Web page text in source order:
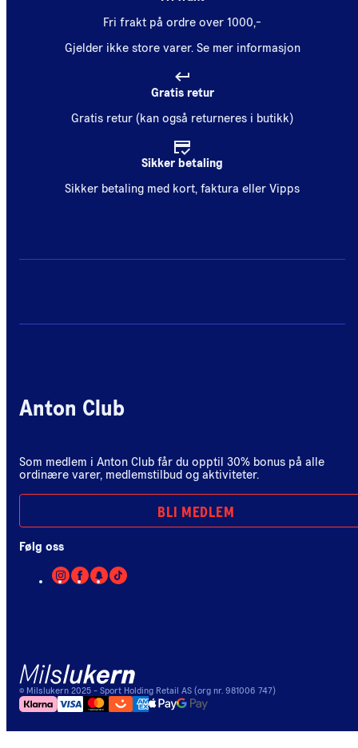
Fri frakt på ordre over 1000,-
Gjelder ikke store varer. Se mer informasjon
Gratis retur
Gratis retur (kan også returneres i butikk)
Sikker betaling
Sikker betaling med kort, faktura eller Vipps
Anton Club
Som medlem i Anton Club får du opptil 30% bonus på alle
ordinære varer, medlemstilbud og aktiviteter.
BLI MEDLEM
Følg oss
© Milslukern 2025 - Sport Holding Retail AS (org nr. 981006 747)